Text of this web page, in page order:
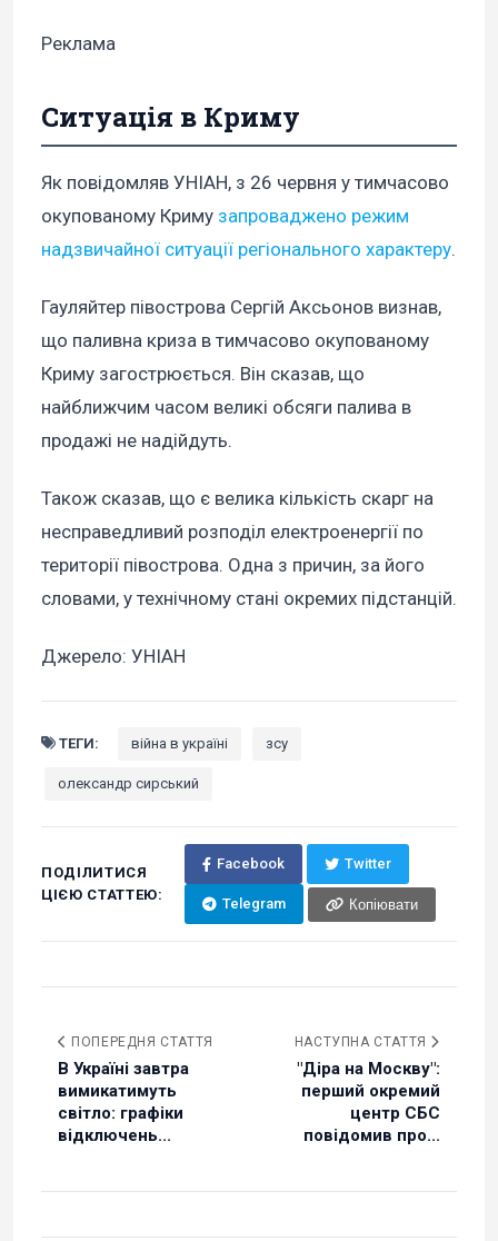
Реклама
Ситуація в Криму
Як повідомляв УНІАН, з 26 червня у тимчасово
окупованому Криму запроваджено режим
надзвичайної ситуації регіонального характеру.
Гауляйтер півострова Сергій Аксьонов визнав,
що паливна криза в тимчасово окупованому
Криму загострюється. Він сказав, що
найближчим часом великі обсяги палива в
продажі не надійдуть.
Також сказав, що є велика кількість скарг на
несправедливий розподіл електроенергії по
території півострова. Одна з причин, за його
словами, у технічному стані окремих підстанцій.
Джерело: УНІАН
ТЕГИ: війна в україні зсу
олександр сирський
ПОДІЛИТИСЯ
ЦІЄЮ СТАТТЕЮ:
Facebook Twitter
Telegram Копіювати
ПОПЕРЕДНЯ СТАТТЯ
В Україні завтра
вимикатимуть
світло: графіки
відключень...
НАСТУПНА СТАТТЯ
"Діра на Москву":
перший окремий
центр СБС
повідомив про...